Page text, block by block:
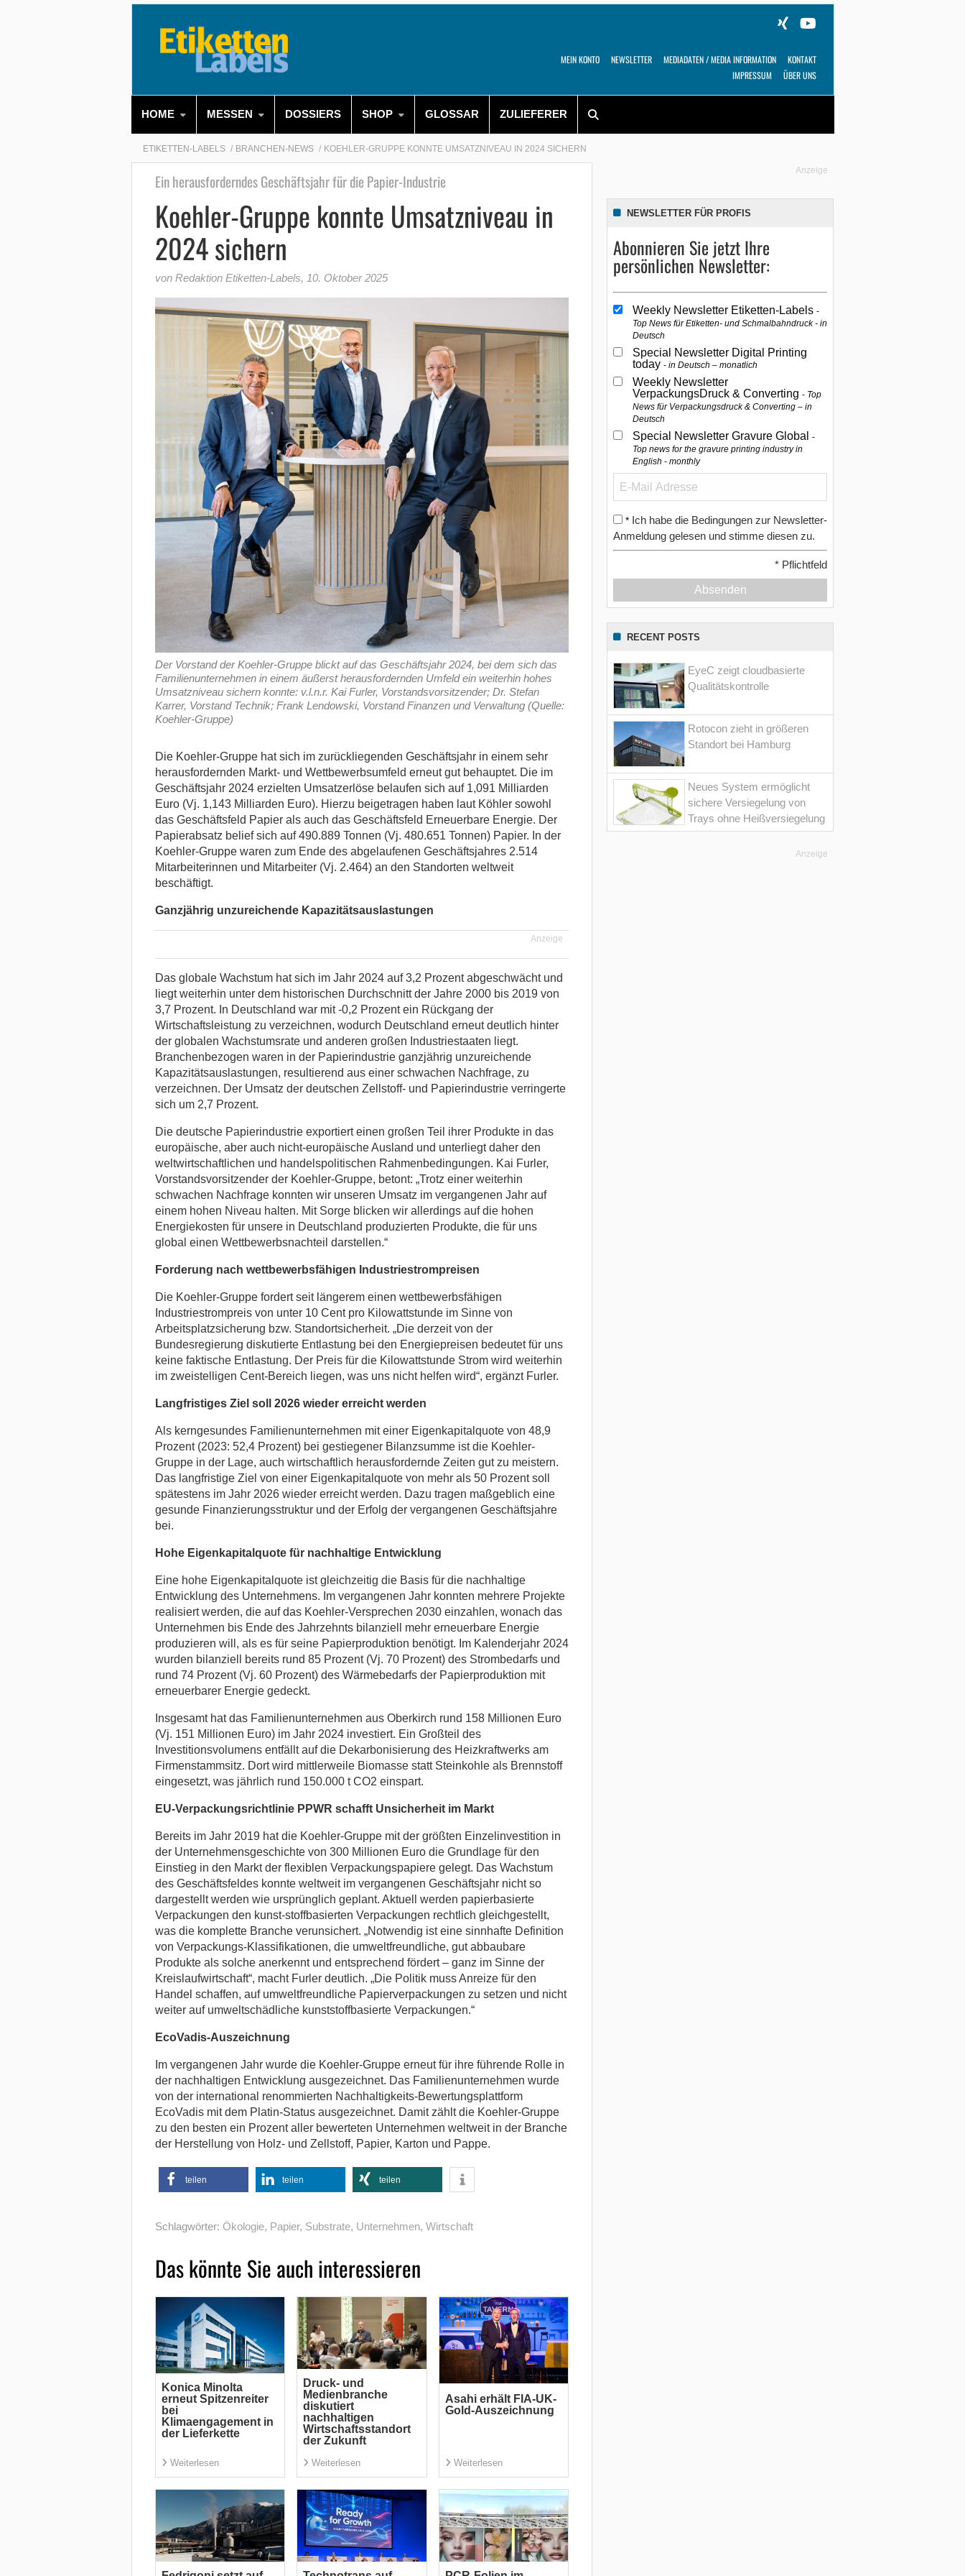
MEIN KONTO NEWSLETTER MEDIADATEN / MEDIA INFORMATION
KONTAKT
IMPRESSUM
ÜBER UNS
HOME MESSEN DOSSIERS SHOP GLOSSAR ZULIEFERER
ETIKETTEN-LABELS BRANCHEN-NEWS KOEHLER-GRUPPE KONNTE UMSATZNIVEAU IN 2024 SICHERN
Ein herausforderndes Geschäftsjahr für die Papier-Industrie
Koehler-Gruppe konnte Umsatzniveau in
2024 sichern
von Redaktion Etiketten-Labels, 10. Oktober 2025
Der Vorstand der Koehler-Gruppe blickt auf das Geschäftsjahr 2024, bei dem sich das
Familienunternehmen in einem äußerst herausfordernden Umfeld ein weiterhin hohes
Umsatzniveau sichern konnte: v.l.n.r. Kai Furler, Vorstandsvorsitzender; Dr. Stefan
Karrer, Vorstand Technik; Frank Lendowski, Vorstand Finanzen und Verwaltung (Quelle:
Koehler-Gruppe)
Die Koehler-Gruppe hat sich im zurückliegenden Geschäftsjahr in einem sehr
herausfordernden Markt- und Wettbewerbsumfeld erneut gut behauptet. Die im
Geschäftsjahr 2024 erzielten Umsatzerlöse belaufen sich auf 1,091 Milliarden
Euro (Vj. 1,143 Milliarden Euro). Hierzu beigetragen haben laut Köhler sowohl
das Geschäftsfeld Papier als auch das Geschäftsfeld Erneuerbare Energie. Der
Papierabsatz belief sich auf 490.889 Tonnen (Vj. 480.651 Tonnen) Papier. In der
Koehler-Gruppe waren zum Ende des abgelaufenen Geschäftsjahres 2.514
Mitarbeiterinnen und Mitarbeiter (Vj. 2.464) an den Standorten weltweit
beschäftigt.
Ganzjährig unzureichende Kapazitätsauslastungen
Anzeige
Das globale Wachstum hat sich im Jahr 2024 auf 3,2 Prozent abgeschwächt und
liegt weiterhin unter dem historischen Durchschnitt der Jahre 2000 bis 2019 von
3,7 Prozent. In Deutschland war mit -0,2 Prozent ein Rückgang der
Wirtschaftsleistung zu verzeichnen, wodurch Deutschland erneut deutlich hinter
der globalen Wachstumsrate und anderen großen Industriestaaten liegt.
Branchenbezogen waren in der Papierindustrie ganzjährig unzureichende
Kapazitätsauslastungen, resultierend aus einer schwachen Nachfrage, zu
verzeichnen. Der Umsatz der deutschen Zellstoff- und Papierindustrie verringerte
sich um 2,7 Prozent.
Die deutsche Papierindustrie exportiert einen großen Teil ihrer Produkte in das
europäische, aber auch nicht-europäische Ausland und unterliegt daher den
weltwirtschaftlichen und handelspolitischen Rahmenbedingungen. Kai Furler,
Vorstandsvorsitzender der Koehler-Gruppe, betont: „Trotz einer weiterhin
schwachen Nachfrage konnten wir unseren Umsatz im vergangenen Jahr auf
einem hohen Niveau halten. Mit Sorge blicken wir allerdings auf die hohen
Energiekosten für unsere in Deutschland produzierten Produkte, die für uns
global einen Wettbewerbsnachteil darstellen.“
Forderung nach wettbewerbsfähigen Industriestrompreisen
Die Koehler-Gruppe fordert seit längerem einen wettbewerbsfähigen
Industriestrompreis von unter 10 Cent pro Kilowattstunde im Sinne von
Arbeitsplatzsicherung bzw. Standortsicherheit. „Die derzeit von der
Bundesregierung diskutierte Entlastung bei den Energiepreisen bedeutet für uns
keine faktische Entlastung. Der Preis für die Kilowattstunde Strom wird weiterhin
im zweistelligen Cent-Bereich liegen, was uns nicht helfen wird“, ergänzt Furler.
Langfristiges Ziel soll 2026 wieder erreicht werden
Als kerngesundes Familienunternehmen mit einer Eigenkapitalquote von 48,9
Prozent (2023: 52,4 Prozent) bei gestiegener Bilanzsumme ist die Koehler-
Gruppe in der Lage, auch wirtschaftlich herausfordernde Zeiten gut zu meistern.
Das langfristige Ziel von einer Eigenkapitalquote von mehr als 50 Prozent soll
spätestens im Jahr 2026 wieder erreicht werden. Dazu tragen maßgeblich eine
gesunde Finanzierungsstruktur und der Erfolg der vergangenen Geschäftsjahre
bei.
Hohe Eigenkapitalquote für nachhaltige Entwicklung
Eine hohe Eigenkapitalquote ist gleichzeitig die Basis für die nachhaltige
Entwicklung des Unternehmens. Im vergangenen Jahr konnten mehrere Projekte
realisiert werden, die auf das Koehler-Versprechen 2030 einzahlen, wonach das
Unternehmen bis Ende des Jahrzehnts bilanziell mehr erneuerbare Energie
produzieren will, als es für seine Papierproduktion benötigt. Im Kalenderjahr 2024
wurden bilanziell bereits rund 85 Prozent (Vj. 70 Prozent) des Strombedarfs und
rund 74 Prozent (Vj. 60 Prozent) des Wärmebedarfs der Papierproduktion mit
erneuerbarer Energie gedeckt.
Insgesamt hat das Familienunternehmen aus Oberkirch rund 158 Millionen Euro
(Vj. 151 Millionen Euro) im Jahr 2024 investiert. Ein Großteil des
Investitionsvolumens entfällt auf die Dekarbonisierung des Heizkraftwerks am
Firmenstammsitz. Dort wird mittlerweile Biomasse statt Steinkohle als Brennstoff
eingesetzt, was jährlich rund 150.000 t CO2 einspart.
EU-Verpackungsrichtlinie PPWR schafft Unsicherheit im Markt
Bereits im Jahr 2019 hat die Koehler-Gruppe mit der größten Einzelinvestition in
der Unternehmensgeschichte von 300 Millionen Euro die Grundlage für den
Einstieg in den Markt der flexiblen Verpackungspapiere gelegt. Das Wachstum
des Geschäftsfeldes konnte weltweit im vergangenen Geschäftsjahr nicht so
dargestellt werden wie ursprünglich geplant. Aktuell werden papierbasierte
Verpackungen den kunst-stoffbasierten Verpackungen rechtlich gleichgestellt,
was die komplette Branche verunsichert. „Notwendig ist eine sinnhafte Definition
von Verpackungs-Klassifikationen, die umweltfreundliche, gut abbaubare
Produkte als solche anerkennt und entsprechend fördert – ganz im Sinne der
Kreislaufwirtschaft“, macht Furler deutlich. „Die Politik muss Anreize für den
Handel schaffen, auf umweltfreundliche Papierverpackungen zu setzen und nicht
weiter auf umweltschädliche kunststoffbasierte Verpackungen.“
EcoVadis-Auszeichnung
Im vergangenen Jahr wurde die Koehler-Gruppe erneut für ihre führende Rolle in
der nachhaltigen Entwicklung ausgezeichnet. Das Familienunternehmen wurde
von der international renommierten Nachhaltigkeits-Bewertungsplattform
EcoVadis mit dem Platin-Status ausgezeichnet. Damit zählt die Koehler-Gruppe
zu den besten ein Prozent aller bewerteten Unternehmen weltweit in der Branche
der Herstellung von Holz- und Zellstoff, Papier, Karton und Pappe.
teilen teilen teilen
Schlagwörter: Ökologie, Papier, Substrate, Unternehmen, Wirtschaft
Das könnte Sie auch interessieren
Konica Minolta
erneut Spitzenreiter
bei
Klimaengagement in
der Lieferkette
Weiterlesen
Druck- und
Medienbranche
diskutiert
nachhaltigen
Wirtschaftsstandort
der Zukunft
Weiterlesen
Asahi erhält FIA-UK-
Gold-Auszeichnung
Weiterlesen
Anzeige
NEWSLETTER FÜR PROFIS
Abonnieren Sie jetzt Ihre
persönlichen Newsletter:
Weekly Newsletter Etiketten-Labels
Top News für Etiketten- und Schmalbahndruck - in
Deutsch
Special Newsletter Digital Printing
today in Deutsch – monatlich
Weekly Newsletter
VerpackungsDruck & Converting Top
News für Verpackungsdruck & Converting – in
Deutsch
Special Newsletter Gravure Global
Top news for the gravure printing industry in
English - monthly
* Ich habe die Bedingungen zur Newsletter-
Anmeldung gelesen und stimme diesen zu.
* Pflichtfeld
Absenden
RECENT POSTS
EyeC zeigt cloudbasierte
Qualitätskontrolle
Rotocon zieht in größeren
Standort bei Hamburg
Neues System ermöglicht
sichere Versiegelung von
Trays ohne Heißversiegelung
Anzeige